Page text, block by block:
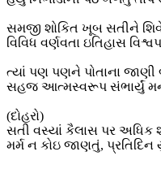
સમજી શોકિત ખૂબ સતીને
વિવિધ વર્ણવતા ઇતિહાસ
ત્યાં પણ પણને પોતાના જાણી
સહજ આત્મસ્વરૂપ સંભાર્યું મન
(દોહરો)
સતી વસ્યાં કૈલાસ પર અધિક
મર્મ ન કોઇ જાણતું,